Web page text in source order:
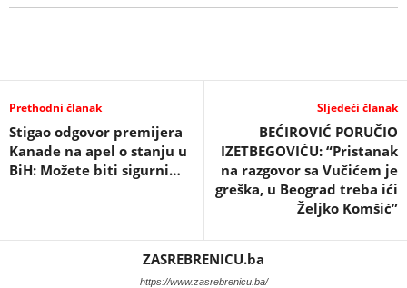
Prethodni članak
Stigao odgovor premijera
Kanade na apel o stanju u
BiH: Možete biti sigurni…
Sljedeći članak
BEĆIROVIĆ PORUČIO
IZETBEGOVIĆU: “Pristanak
na razgovor sa Vučićem je
greška, u Beograd treba ići
Željko Komšić”
ZASREBRENICU.ba
https://www.zasrebrenicu.ba/